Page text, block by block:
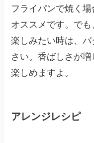
フライパンで焼く
オススメです。で
楽しみたい時は、
さい。香ばしさが
楽しめますよ。
アレンジレシピ